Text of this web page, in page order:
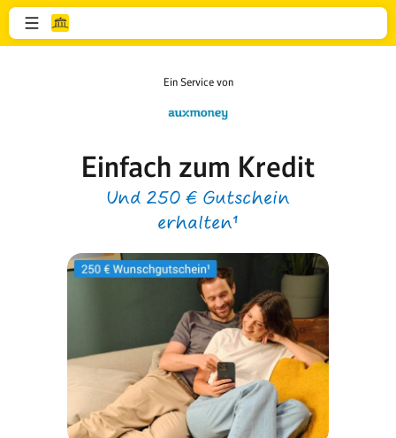
Ein Service von
Einfach zum Kredit
Und 250 € Gutschein
erhalten¹